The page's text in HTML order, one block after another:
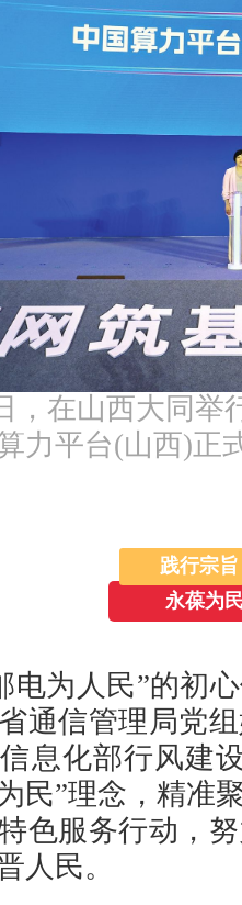
，在山西大同举
力平台(山西)正
践行宗旨
永葆为
电为人民”的初
通信管理局党
息化部行风建
民”理念，精准
色服务行动，
人民。